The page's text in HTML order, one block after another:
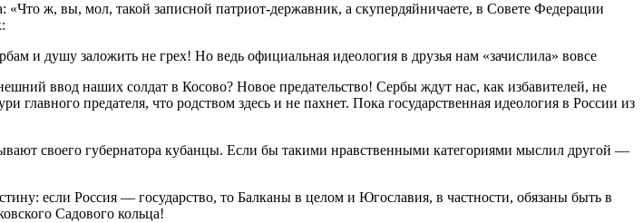
ж, вы, мол, такой записной патриот-державник, а скупердяйничаете, в Совете Федерации
и душу заложить не грех! Но ведь официальная идеология в друзья нам «зачислила» вовсе
ввод наших солдат в Косово? Новое предательство! Сербы ждут нас, как избавителей, не
предателя, что родством здесь и не пахнет. Пока государственная идеология в России из
своего губернатора кубанцы. Если бы такими нравственными категориями мыслил другой —
если Россия — государство, то Балканы в целом и Югославия, в частности, обязаны быть в
Садового кольца!